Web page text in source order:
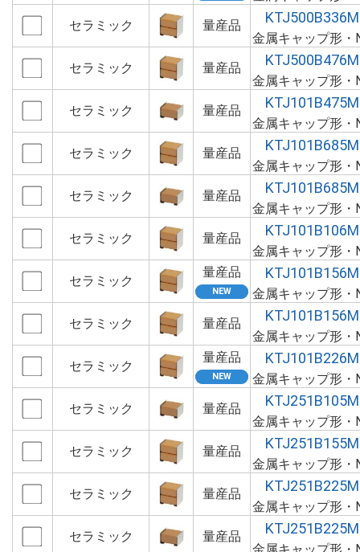
セラミック
量産品
金属キャップ形・
セラミック
量産品
金属キャップ形・
セラミック
量産品
金属キャップ形・
セラミック
量産品
金属キャップ形・
セラミック
量産品
金属キャップ形・
セラミック
量産品
金属キャップ形・
セラミック
量産品
金属キャップ形・
セラミック
量産品
金属キャップ形・
セラミック
量産品
金属キャップ形・
セラミック
量産品
金属キャップ形・
セラミック
量産品
金属キャップ形・
セラミック
量産品
金属キャップ形・
セラミック
量産品